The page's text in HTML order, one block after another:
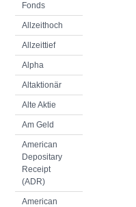
Fonds
Allzeithoch
Allzeittief
Alpha
Altaktionär
Alte Aktie
Am Geld
American
Depositary
Receipt
(ADR)
American